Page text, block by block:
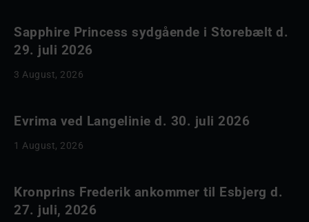
Sapphire Princess sydgående i Storebælt d.
29. juli 2026
3 August, 2026
Evrima ved Langelinie d. 30. juli 2026
1 August, 2026
Kronprins Frederik ankommer til Esbjerg d.
27. juli, 2026